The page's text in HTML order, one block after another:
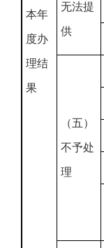
本年
度办
理结
果
无法提
供
（五）
不予处
理